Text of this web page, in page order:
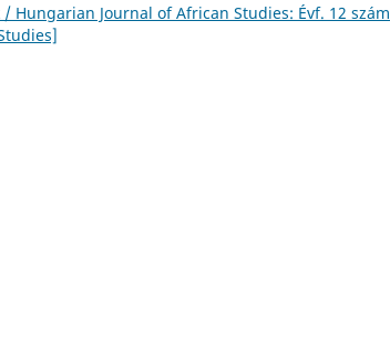
Hungarian Journal of African Studies: Évf. 12 szám